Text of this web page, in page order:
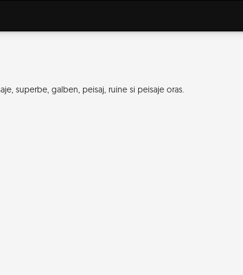
superbe, galben, peisaj, ruine si peisaje oras.